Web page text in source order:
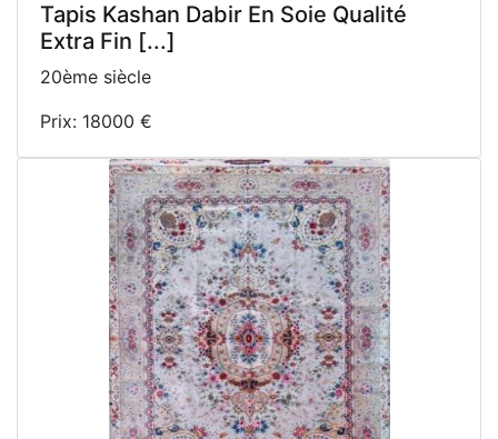
Tapis Kashan Dabir En Soie Qualité
Extra Fin [...]
20ème siècle
Prix: 18000 €